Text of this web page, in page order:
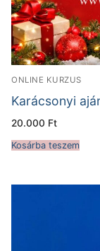
ONLINE KURZUS
Karácsonyi
20.000 Ft
Kosárba teszem